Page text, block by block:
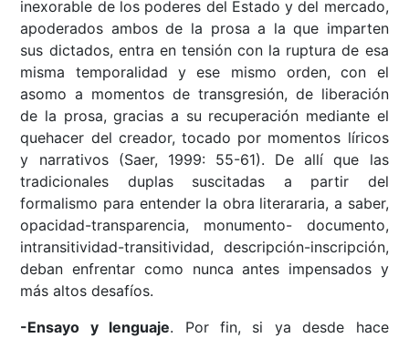
inexorable de los poderes del Estado y del mercado,
apoderados ambos de la prosa a la que imparten
sus dictados, entra en tensión con la ruptura de esa
misma temporalidad y ese mismo orden, con el
asomo a momentos de transgresión, de liberación
de la prosa, gracias a su recuperación mediante el
quehacer del creador, tocado por momentos líricos
y narrativos (Saer, 1999: 55-61). De allí que las
tradicionales duplas suscitadas a partir del
formalismo para entender la obra literararia, a saber,
opacidad-transparencia, monumento- documento,
intransitividad-transitividad, descripción-inscripción,
deban enfrentar como nunca antes impensados y
más altos desafíos.
-Ensayo y lenguaje. Por fin, si ya desde hace